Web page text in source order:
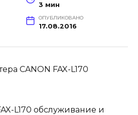
3 мин
ОПУБЛИКОВАНО
17.08.2016
CANON FAX-L170
L170 обслуживание и